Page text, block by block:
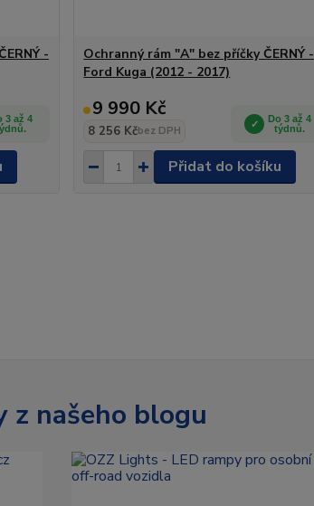
-
3 až 4
Ochranný rám "A" bez příčky ČERNÝ -
Ford Kuga (2012 - 2017)
9 990 Kč
8 256 Kčbez DPH
Do 3 až 4
týdnů.
Přidat do košíku
z našeho blogu